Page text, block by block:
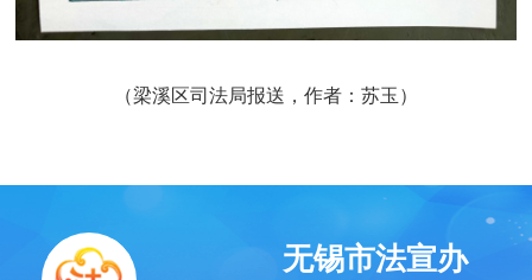
（梁溪区司法局报送，作者：苏玉）
无锡市法宣办